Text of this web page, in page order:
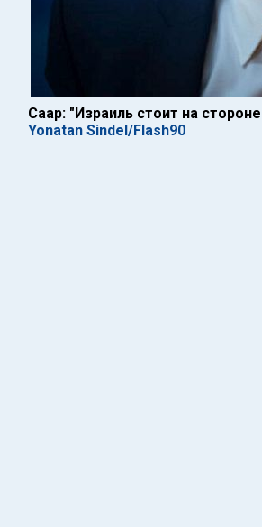
Саар: "Израиль стоит на
Yonatan Sindel/Flash90